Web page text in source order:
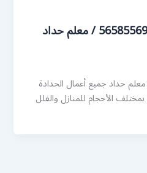
رقم حداد أبواب بيان / 56585569 / معلم حداد
حداد جميع أعمال الحدادة
الأحجام للمنازل والفلل